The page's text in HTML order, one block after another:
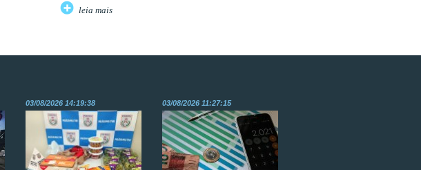
leia mais
03/08/2026 14:19:38 03/08/2026 11:27:15